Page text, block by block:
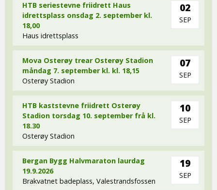
HTB seriestevne friidrett Haus
idrettsplass onsdag 2. september kl.
18,00
Haus idrettsplass
02
SEP
Mova Osterøy trear Osterøy Stadion
måndag 7. september kl. kl. 18,15
Osterøy Stadion
07
SEP
HTB kaststevne friidrett Osterøy
Stadion torsdag 10. september frå kl.
18.30
Osterøy Stadion
10
SEP
Bergan Bygg Halvmaraton laurdag
19.9.2026
Brakvatnet badeplass, Valestrandsfossen
19
SEP